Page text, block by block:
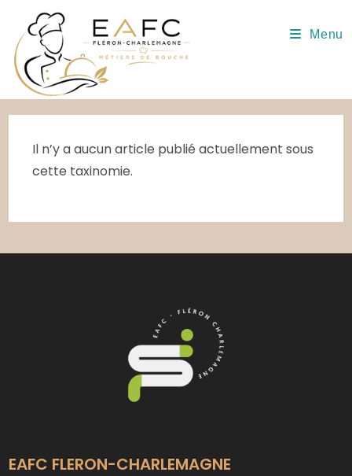
content
Menu
Il n’y a aucun article publié actuellement sous
cette taxinomie.
EAFC FLERON-CHARLEMAGNE